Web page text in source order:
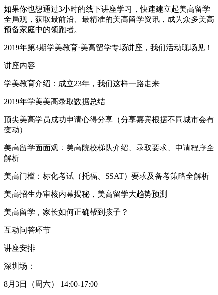
如果你也想通过3小时的线下讲座学习，快速建立起美高留学
全局观，获取最前沿、最精准的美高留学资讯，成为众多美高
预备家庭中的领跑者。
2019年第3期学美教育·美高留学专场讲座，我们活动现场见！
讲座内容
学美教育介绍：成立23年，我们这样一路走来
2019年学美美高录取数据总结
顶尖美高学员成功申请心得分享（分享嘉宾根据不同城市会有
变动）
美高留学面面观：美高院校梯队介绍、录取要求、申请程序全
解析
美高门槛：标化考试（托福、SSAT）要求及备考策略全解析
美高招生办审核内幕揭秘，美高留学大趋势预测
美高留学，家长如何正确帮到孩子？
互动问答环节
讲座安排
深圳场：
8月3日（周六） 14:00-17:00